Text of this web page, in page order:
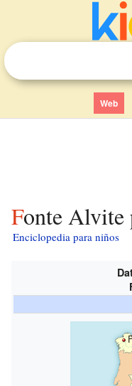
Web
Fonte
Enciclopedia para niños